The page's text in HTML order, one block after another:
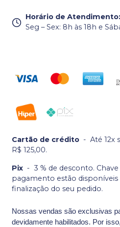
Horário de Atendimento:
Seg – Sex: 8h às 18h e
Cartão de crédito - Até 12x
R$ 125,00.
Pix - 3 % de desconto.
pagamento estão disponíveis
finalização do seu pedido.
Nossas vendas são exclusivas
devidamente habilitados. Por